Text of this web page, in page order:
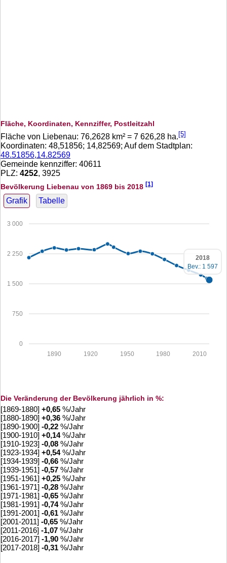
Fläche, Koordinaten, Kennziffer, Postleitzahl
Fläche von Liebenau: 76,2628 km² = 7 626,28 ha. [5]
Koordinaten: 48,51856; 14,82569; Auf dem Stadtplan:
48.51856,14.82569
Gemeinde kennziffer: 40611
PLZ: 4252, 3925
Bevölkerung Liebenau von 1869 bis 2018 [1]
Grafik Tabelle
0
750
1 500
2 250
3 000
2010
1980
1950
1920
1890
2018
Bev.: 1 597
Die Veränderung der Bevölkerung jährlich in %:
[1869-1880] +0,65 %/Jahr
[1880-1890] +0,36 %/Jahr
[1890-1900] -0,22 %/Jahr
[1900-1910] +0,14%/Jahr
[1910-1923] -0,08 %/Jahr
[1923-1934] +0,54%/Jahr
[1934-1939] -0,66 %/Jahr
[1939-1951] -0,57 %/Jahr
[1951-1961] +0,25 %/Jahr
[1961-1971] -0,28 %/Jahr
[1971-1981] -0,65 %/Jahr
[1981-1991] -0,74%/Jahr
[1991-2001] -0,61 %/Jahr
[2001-2011] -0,65 %/Jahr
[2011-2016] -1,07 %/Jahr
[2016-2017] -1,90 %/Jahr
[2017-2018] -0,31 %/Jahr